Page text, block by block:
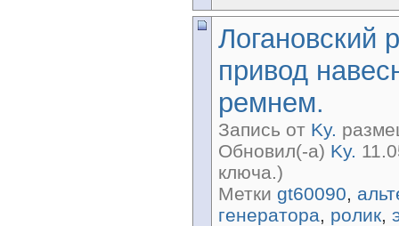
Логановский
привод
ремнем.
Запись от Ky.
Обновил(-а) Ky.
ключа.)
Метки gt60090,
генератора, ролик,